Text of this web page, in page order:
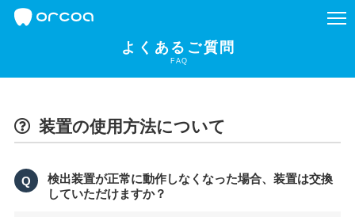
よくあるご質問
FAQ
装置の使用方法について
Q
検出装置が正常に動作しなくなった場合、装置は交換
していただけますか？